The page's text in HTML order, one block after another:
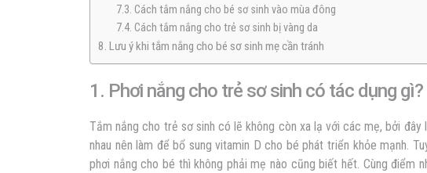
7.3. Cách tắm nắng cho bé sơ sinh vào mùa đông
7.4. Cách tắm nắng cho trẻ sơ sinh bị vàng da
8. Lưu ý khi tắm nắng cho bé sơ sinh mẹ cần tránh
1. Phơi nắng cho trẻ sơ sinh có tác dụng gì?
Tắm nắng cho trẻ sơ sinh có lẽ không còn xa lạ với các mẹ, bởi
nhau nên làm để bổ sung vitamin D cho bé phát triển khỏe mạnh.
phơi nắng cho bé thì không phải mẹ nào cũng biết hết. Cùng điểm